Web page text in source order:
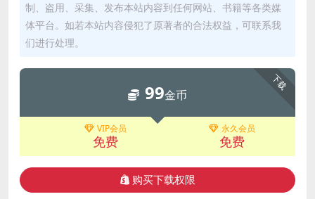
制、盗用、采集、发布本站内容到任何网站、书籍等各类媒
体平台。如若本站内容侵犯了原著者的合法权益，可联系我
们进行处理。
下载
99金币
VIP会员
免费
永久会员
免费
购买下载权限